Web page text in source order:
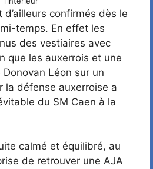
confirmés dès le
temps. En effet les
des vestiaires avec
que les auxerrois et une
Léon sur un
la défense auxerroise a
du SM Caen à la
calmé et équilibré, au
de retrouver une AJA